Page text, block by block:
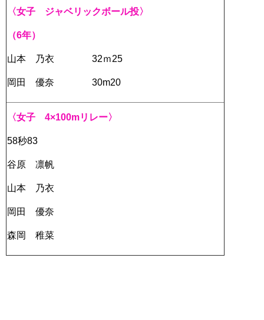
〈女子 ジャベリックボール投〉
（6年）
山本 乃衣 32ｍ25
岡田 優奈 30m20
〈女子 4×100mリレー〉
58秒83
谷原 凛帆
山本 乃衣
岡田 優奈
森岡 稚菜